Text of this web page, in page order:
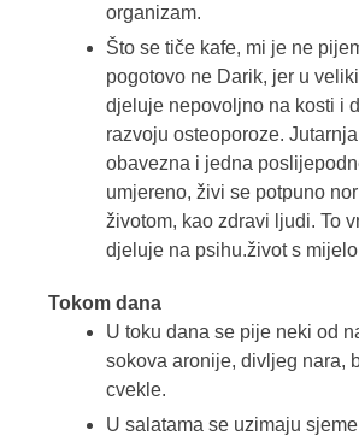
organizam.
Što se tiče kafe, mi je ne
pogotovo ne Darik, jer u
djeluje nepovoljno na kosti i
razvoju osteoporoze.
obavezna i jedna
umjereno, živi se potpuno
životom, kao zdravi ljudi. To
djeluje na psihu.život s
Tokom dana
U toku dana se pije neki od
sokova aronije, divljeg nara,
cvekle.
U salatama se uzimaju